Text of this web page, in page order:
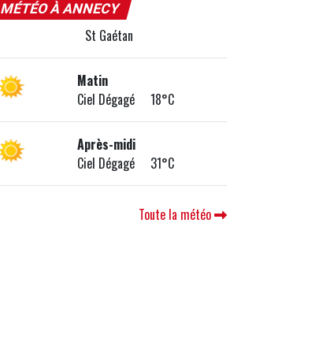
MÉTÉO À ANNECY
St Gaétan
Matin
Ciel Dégagé 18°C
Après-midi
Ciel Dégagé 31°C
Toute la météo